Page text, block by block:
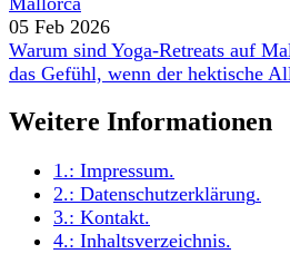
05 Feb 2026
Warum sind Yoga-Retreats auf
das Gefühl, wenn der hektische
Weitere Informationen
1.: Impressum.
2.: Datenschutzerklärung.
3.: Kontakt.
4.: Inhaltsverzeichnis.